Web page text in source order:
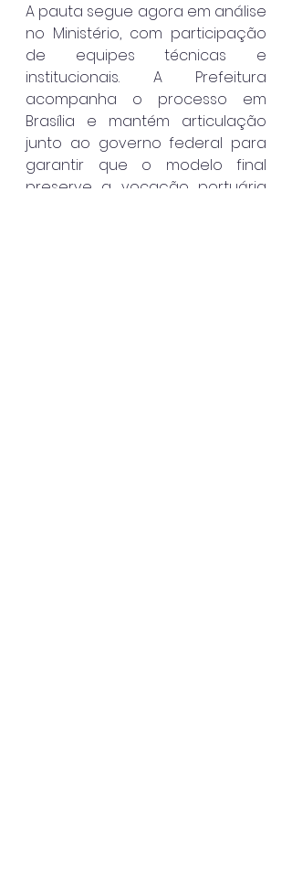
A pauta segue agora em análise
no Ministério, com participação
de equipes técnicas e
institucionais. A Prefeitura
acompanha o processo em
Brasília e mantém articulação
junto ao governo federal para
garantir que o modelo final
preserve a vocação portuária